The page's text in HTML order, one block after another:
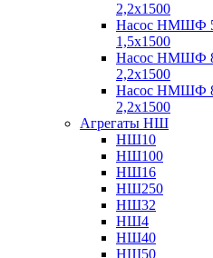
2,2х1500
Насос НМШФ 5-
1,5х1500
Насос НМШФ 8-
2,2х1500
Насос НМШФ 8-
2,2х1500
Агрегаты НШ
НШ10
НШ100
НШ16
НШ250
НШ32
НШ4
НШ40
НШ50